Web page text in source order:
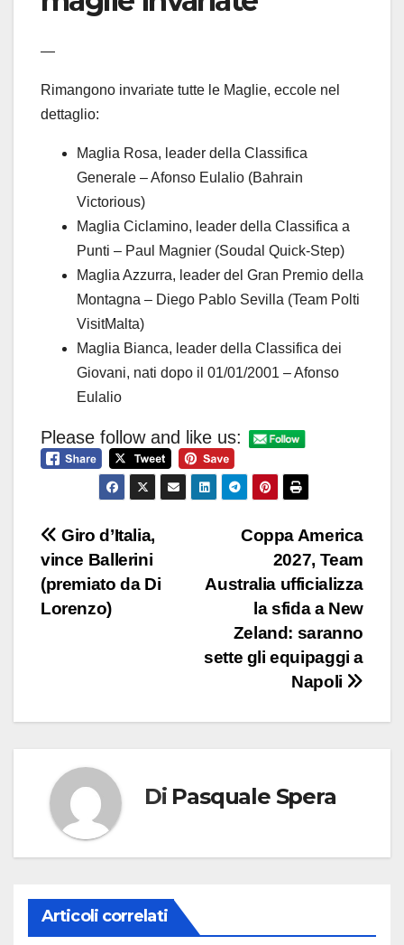
—
Rimangono invariate tutte le Maglie, eccole nel
dettaglio:
Maglia Rosa, leader della Classifica
Generale – Afonso Eulalio (Bahrain
Victorious)
Maglia Ciclamino, leader della Classifica a
Punti – Paul Magnier (Soudal Quick-Step)
Maglia Azzurra, leader del Gran Premio della
Montagna – Diego Pablo Sevilla (Team Polti
VisitMalta)
Maglia Bianca, leader della Classifica dei
Giovani, nati dopo il 01/01/2001 – Afonso
Eulalio
Please follow and like us:
Navigazione
articoli
Coppa America
2027, Team
Australia ufficializza
la sfida a New
Zeland: saranno
sette gli equipaggi a
Napoli
Giro d’Italia,
vince Ballerini
(premiato da Di
Lorenzo)
Di Pasquale Spera
Articoli correlati